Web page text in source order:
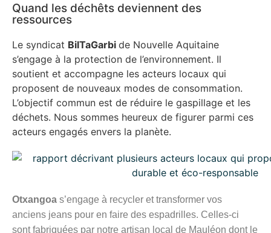
Quand les déchêts deviennent des
ressources
Le syndicat BilTaGarbi de Nouvelle Aquitaine
s’engage à la protection de l’environnement. Il
soutient et accompagne les acteurs locaux qui
proposent de nouveaux modes de consommation.
L’objectif commun est de réduire le gaspillage et les
déchets. Nous sommes heureux de figurer parmi ces
acteurs engagés envers la planète.
Otxangoa s’engage à recycler et transformer vos
anciens jeans pour en faire des espadrilles. Celles-ci
sont fabriquées par notre artisan local de Mauléon dont le